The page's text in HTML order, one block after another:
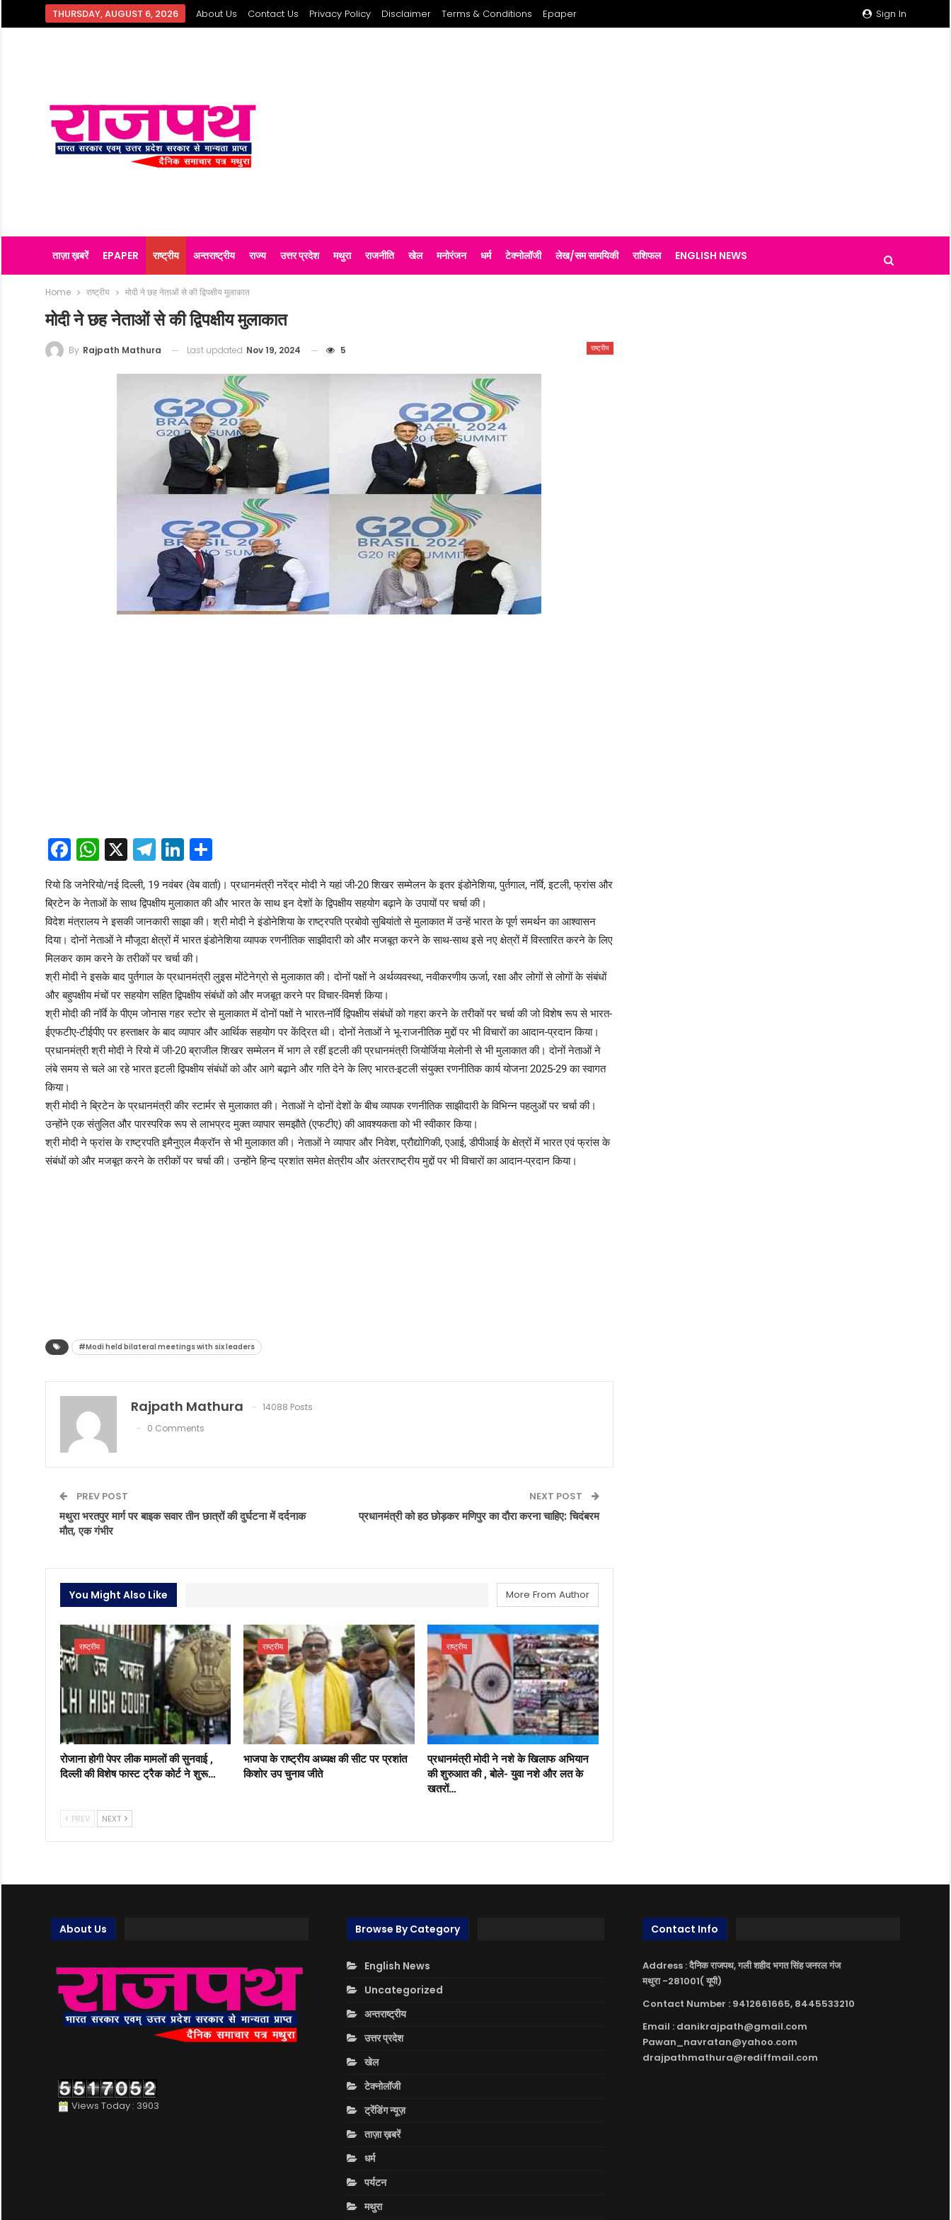
Sign In
THURSDAY, AUGUST 6, 2026 About Us Contact Us Privacy Policy Disclaimer Terms & Conditions Epaper
ताज़ा ख़बरें EPAPER राष्ट्रीय अन्तराष्ट्रीय राज्य उत्तर प्रदेश मथुरा राजनीति खेल मनोरंजन धर्म टेक्नोलॉजी लेख/सम सामयिकी राशिफल ENGLISH NEWS
Home राष्ट्रीय मोदी ने छह नेताओं से की द्विपक्षीय मुलाकात
मोदी ने छह नेताओं से की द्विपक्षीय मुलाकात
राष्ट्रीय
By Rajpath Mathura Last updated Nov 19, 2024 5
Facebook
WhatsApp
X Telegram
LinkedIn
Share
रियो डि जनेरियो/नई दिल्ली, 19 नवंबर (वेब वार्ता)। प्रधानमंत्री नरेंद्र मोदी ने यहां जी-20 शिखर सम्मेलन के इतर इंडोनेशिया, पुर्तगाल, नाॅर्वे, इटली, फ्रांस और
ब्रिटेन के नेताओं के साथ द्विपक्षीय मुलाकात की और भारत के साथ इन देशों के द्विपक्षीय सहयोग बढ़ाने के उपायों पर चर्चा की।
विदेश मंत्रालय ने इसकी जानकारी साझा की। श्री मोदी ने इंडोनेशिया के राष्ट्रपति प्रबोवो सुबियांतो से मुलाकात में उन्हें भारत के पूर्ण समर्थन का आश्वासन
दिया। दोनों नेताओं ने मौजूदा क्षेत्रों में भारत इंडोनेशिया व्यापक रणनीतिक साझीदारी को और मजबूत करने के साथ-साथ इसे नए क्षेत्रों में विस्तारित करने के लिए
मिलकर काम करने के तरीकों पर चर्चा की।
श्री मोदी ने इसके बाद पुर्तगाल के प्रधानमंत्री लुइस मोंटेनेग्रो से मुलाकात की। दोनों पक्षों ने अर्थव्यवस्था, नवीकरणीय ऊर्जा, रक्षा और लोगों से लोगों के संबंधों
और बहुपक्षीय मंचों पर सहयोग सहित द्विपक्षीय संबंधों को और मजबूत करने पर विचार-विमर्श किया।
श्री मोदी की नॉर्वे के पीएम जोनास गहर स्टोर से मुलाकात में दोनों पक्षों ने भारत-नॉर्वे द्विपक्षीय संबंधों को गहरा करने के तरीकों पर चर्चा की जो विशेष रूप से भारत-
ईएफटीए-टीईपीए पर हस्ताक्षर के बाद व्यापार और आर्थिक सहयोग पर केंद्रित थी। दोनों नेताओं ने भू-राजनीतिक मुद्दों पर भी विचारों का आदान-प्रदान किया।
प्रधानमंत्री श्री मोदी ने रियो में जी-20 ब्राजील शिखर सम्मेलन में भाग ले रहीं इटली की प्रधानमंत्री जियोर्जिया मेलोनी से भी मुलाकात की। दोनों नेताओं ने
लंबे समय से चले आ रहे भारत इटली द्विपक्षीय संबंधों को और आगे बढ़ाने और गति देने के लिए भारत-इटली संयुक्त रणनीतिक कार्य योजना 2025-29 का स्वागत
किया।
श्री मोदी ने ब्रिटेन के प्रधानमंत्री कीर स्टार्मर से मुलाकात की। नेताओं ने दोनों देशों के बीच व्यापक रणनीतिक साझीदारी के विभिन्न पहलुओं पर चर्चा की।
उन्होंने एक संतुलित और पारस्परिक रूप से लाभप्रद मुक्त व्यापार समझौते (एफटीए) की आवश्यकता को भी स्वीकार किया।
श्री मोदी ने फ्रांस के राष्ट्रपति इमैनुएल मैक्रॉन से भी मुलाकात की। नेताओं ने व्यापार और निवेश, प्रौद्योगिकी, एआई, डीपीआई के क्षेत्रों में भारत एवं फ्रांस के
संबंधों को और मजबूत करने के तरीकों पर चर्चा की। उन्होंने हिन्द प्रशांत समेत क्षेत्रीय और अंतरराष्ट्रीय मुद्दों पर भी विचारों का आदान-प्रदान किया।
#Modi held bilateral meetings with six leaders
Rajpath Mathura
14088 Posts
0 Comments
PREV POST
मथुरा भरतपुर मार्ग पर बाइक सवार तीन छात्रों की दुर्घटना में दर्दनाक
मौत, एक गंभीर
NEXT POST
प्रधानमंत्री को हठ छोड़कर मणिपुर का दौरा करना चाहिए: चिदंबरम
You Might Also Like More From Author
राष्ट्रीय
रोजाना होगी पेपर लीक मामलों की सुनवाई ,
दिल्ली की विशेष फास्ट ट्रैक कोर्ट ने शुरू…
राष्ट्रीय
भाजपा के राष्ट्रीय अध्यक्ष की सीट पर प्रशांत
किशोर उप चुनाव जीते
राष्ट्रीय
प्रधानमंत्री मोदी ने नशे के खिलाफ अभियान
की शुरुआत की , बोले- युवा नशे और लत के
खतरों…
PREV NEXT
About Us
Views Today : 3903
Browse By Category
English News
Uncategorized
अन्तराष्ट्रीय
उत्तर प्रदेश
खेल
टेक्नोलॉजी
ट्रेंडिंग न्यूज़
ताज़ा ख़बरें
धर्म
पर्यटन
मथुरा
Contact Info
Address : दैनिक राजपथ, गली शहीद भगत सिंह जनरल गंज
मथुरा -281001( यूपी)
Contact Number : 9412661665, 8445533210
Email : danikrajpath@gmail.com
Pawan_navratan@yahoo.com
drajpathmathura@rediffmail.com